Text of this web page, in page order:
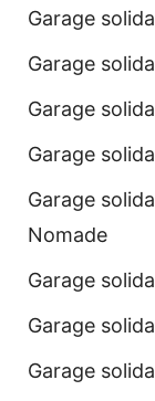
Garage
Garage
Garage
Garage
Garage
Nomade
Garage
Garage
Garage